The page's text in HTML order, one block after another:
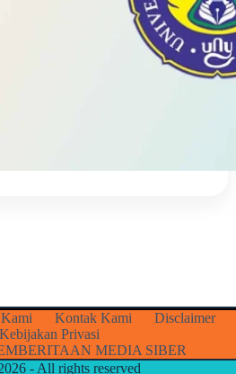
Kontak Kami
Disclaimer
Kebijakan Privasi
MEDIA SIBER
- All rights reserved